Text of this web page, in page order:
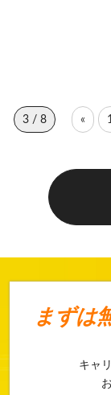
3 / 8 « 1
まずは
キャ